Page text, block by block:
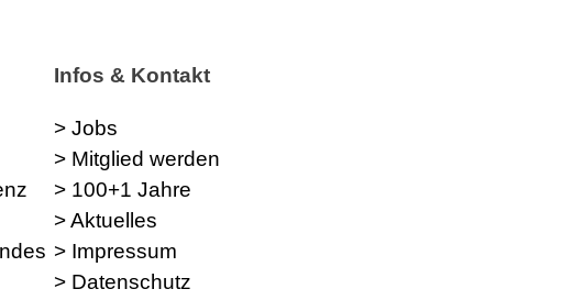
Infos & Kontakt
> Jobs
> Mitglied werden
> 100+1 Jahre
> Aktuelles
> Impressum
> Datenschutz